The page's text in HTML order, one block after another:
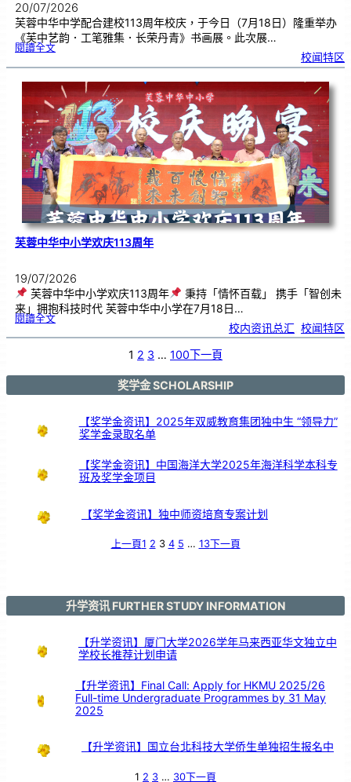
20/07/2026
芙蓉中华中学配合建校113周年校庆，于今日（7月18日）隆重举办
《芙中艺韵．工笔雅集．长荣丹青》书画展。此次展…
閱讀全文:《
艺
．
工
笔
雅
集
．
长
荣
丹
青
》
书
画
展
开
幕
校闻特区
芙蓉中华中小学欢庆113周年
19/07/2026
芙蓉中华中小学欢庆113周年
秉持「情怀百载」 携手「智创未
来」拥抱科技时代 芙蓉中华中小学在7月18日…
閱讀全文:芙
华
1
年
校内资讯总汇 校闻特区
1 2 3 … 100下一頁
奖学金 SCHOLARSHIP
【奖学金资讯】2025年双威教育集团独中生 “领导力”
奖学金录取名单
【奖学金资讯】中国海洋大学2025年海洋科学本科专
班及奖学金项目
【奖学金资讯】独中师资培育专案计划
上一頁1 2 3 4 5 … 13下一頁
升学资讯 FURTHER STUDY INFORMATION
【升学资讯】厦门大学2026学年马来西亚华文独立中
学校长推荐计划申请
【升学资讯】Final Call: Apply for HKMU 2025/26
Full-time Undergraduate Programmes by 31 May
2025
【升学资讯】国立台北科技大学侨生单独招生报名中
1 2 3 … 30下一頁